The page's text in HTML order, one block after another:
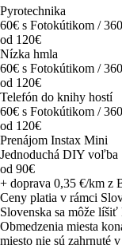
Pyrotechnika
60€ s Fotokútikom / 360
od 120€
Nízka hmla
60€ s Fotokútikom / 360
od 120€
Telefón do knihy hostí
60€ s Fotokútikom / 360
od 120€
Prenájom Instax Mini
Jednoduchá DIY voľba
od 90€
+ doprava 0,35 €/km z
Ceny platia v rámci
Slovenska sa môže
Obmedzenia miesta
miesto nie sú zahrnuté v